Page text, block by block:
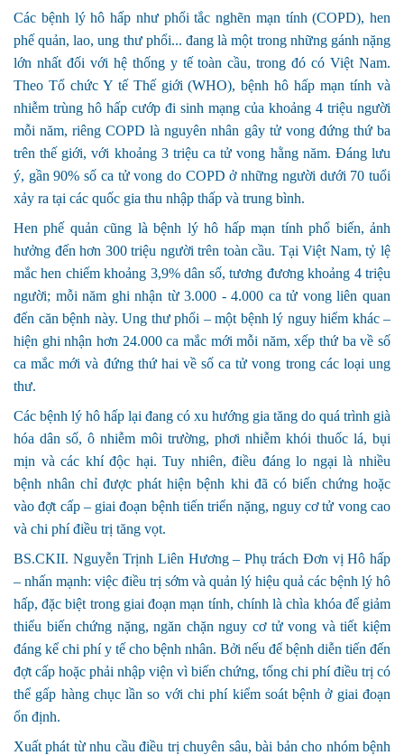
Các bệnh lý hô hấp như phổi tắc nghẽn mạn tính (COPD), hen
phế quản, lao, ung thư phổi... đang là một trong những gánh nặng
lớn nhất đối với hệ thống y tế toàn cầu, trong đó có Việt Nam.
Theo Tổ chức Y tế Thế giới (WHO), bệnh hô hấp mạn tính và
nhiễm trùng hô hấp cướp đi sinh mạng của khoảng 4 triệu người
mỗi năm, riêng COPD là nguyên nhân gây tử vong đứng thứ ba
trên thế giới, với khoảng 3 triệu ca tử vong hằng năm. Đáng lưu
ý, gần 90% số ca tử vong do COPD ở những người dưới 70 tuổi
xảy ra tại các quốc gia thu nhập thấp và trung bình.
Hen phế quản cũng là bệnh lý hô hấp mạn tính phổ biến, ảnh
hưởng đến hơn 300 triệu người trên toàn cầu. Tại Việt Nam, tỷ lệ
mắc hen chiếm khoảng 3,9% dân số, tương đương khoảng 4 triệu
người; mỗi năm ghi nhận từ 3.000 - 4.000 ca tử vong liên quan
đến căn bệnh này. Ung thư phổi – một bệnh lý nguy hiểm khác –
hiện ghi nhận hơn 24.000 ca mắc mới mỗi năm, xếp thứ ba về số
ca mắc mới và đứng thứ hai về số ca tử vong trong các loại ung
thư.
Các bệnh lý hô hấp lại đang có xu hướng gia tăng do quá trình già
hóa dân số, ô nhiễm môi trường, phơi nhiễm khói thuốc lá, bụi
mịn và các khí độc hại. Tuy nhiên, điều đáng lo ngại là nhiều
bệnh nhân chỉ được phát hiện bệnh khi đã có biến chứng hoặc
vào đợt cấp – giai đoạn bệnh tiến triển nặng, nguy cơ tử vong cao
và chi phí điều trị tăng vọt.
BS.CKII. Nguyễn Trịnh Liên Hương– Phụ trách Đơn vị Hô hấp
– nhấn mạnh: việc điều trị sớm và quản lý hiệu quả các bệnh lý hô
hấp, đặc biệt trong giai đoạn mạn tính, chính là chìa khóa để giảm
thiểu biến chứng nặng, ngăn chặn nguy cơ tử vong và tiết kiệm
đáng kể chi phí y tế cho bệnh nhân. Bởi nếu để bệnh diễn tiến đến
đợt cấp hoặc phải nhập viện vì biến chứng, tổng chi phí điều trị có
thể gấp hàng chục lần so với chi phí kiểm soát bệnh ở giai đoạn
ổn định.
Xuất phát từ nhu cầu điều trị chuyên sâu, bài bản cho nhóm bệnh